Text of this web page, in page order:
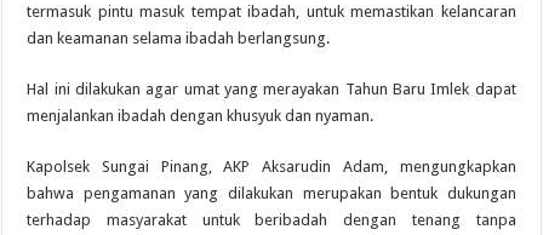
termasuk pintu masuk tempat ibadah, untuk memastikan kelancaran
dan keamanan selama ibadah berlangsung.
Hal ini dilakukan agar umat yang merayakan Tahun Baru Imlek dapat
menjalankan ibadah dengan khusyuk dan nyaman.
Kapolsek Sungai Pinang, AKP Aksarudin Adam, mengungkapkan
bahwa pengamanan yang dilakukan merupakan bentuk dukungan
terhadap masyarakat untuk beribadah dengan tenang tanpa